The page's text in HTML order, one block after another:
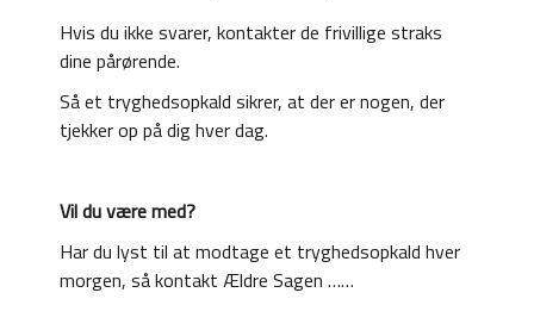
Hvis du ikke svarer, kontakter de frivillige straks
dine pårørende.
Så et tryghedsopkald sikrer, at der er nogen, der
tjekker op på dig hver dag.
Vil du være med?
Har du lyst til at modtage et tryghedsopkald hver
morgen, så kontakt Ældre Sagen ……